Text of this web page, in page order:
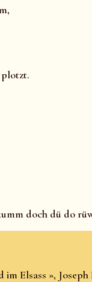
doch dü do
Elsass », Joseph